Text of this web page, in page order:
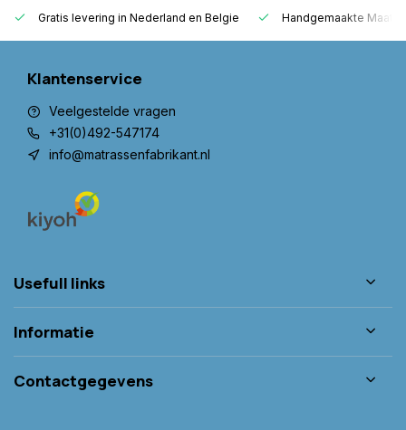
Gratis levering in Nederland en Belgie Handgemaakte
Klantenservice
Veelgestelde vragen
+31(0)492-547174
info@matrassenfabrikant.nl
Usefull links
Informatie
Contactgegevens